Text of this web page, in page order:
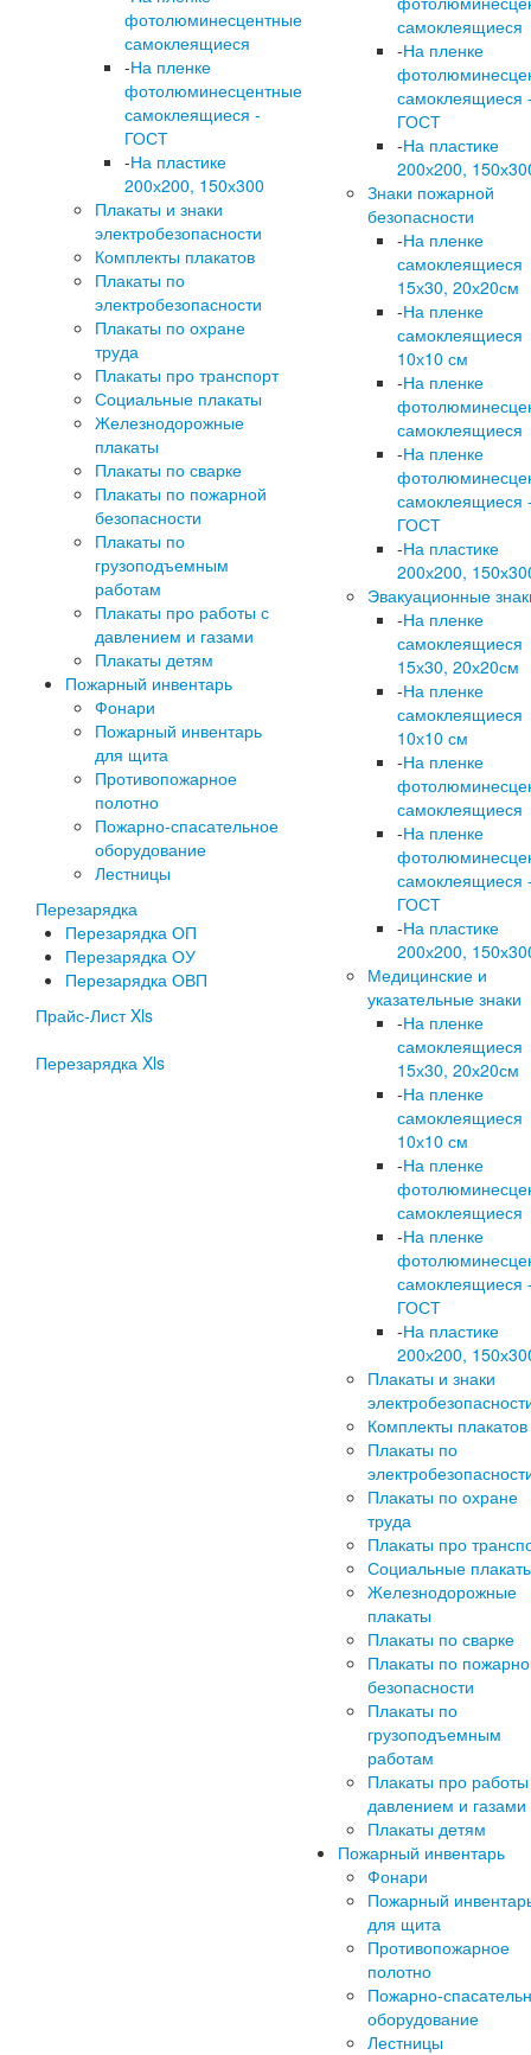
фотолюминесцентные
самоклеящиеся
-На пленке
фотолюминесцентные
самоклеящиеся -
ГОСТ
-На пластике
200х200, 150х300
Плакаты и знаки
электробезопасности
Комплекты плакатов
Плакаты по
электробезопасности
Плакаты по охране
труда
Плакаты про транспорт
Социальные плакаты
Железнодорожные
плакаты
Плакаты по сварке
Плакаты по пожарной
безопасности
Плакаты по
грузоподъемным
работам
Плакаты про работы с
давлением и газами
Плакаты детям
Пожарный инвентарь
Фонари
Пожарный инвентарь
для щита
Противопожарное
полотно
Пожарно-спасательное
оборудование
Лестницы
Перезарядка
Перезарядка ОП
Перезарядка ОУ
Перезарядка ОВП
Прайс-Лист Xls
Перезарядка Xls
самоклеящиеся
-На пленке
самоклеящиеся
ГОСТ
-На пластике
200х200,
Знаки пожарной
безопасности
-На пленке
самоклеящиеся
15х30, 20х20см
-На пленке
самоклеящиеся
10х10 см
-На пленке
самоклеящиеся
-На пленке
самоклеящиеся
ГОСТ
-На пластике
200х200,
Эвакуационные
-На пленке
самоклеящиеся
15х30, 20х20см
-На пленке
самоклеящиеся
10х10 см
-На пленке
самоклеящиеся
-На пленке
самоклеящиеся
ГОСТ
-На пластике
200х200,
Медицинские и
указательные знаки
-На пленке
самоклеящиеся
15х30, 20х20см
-На пленке
самоклеящиеся
10х10 см
-На пленке
самоклеящиеся
-На пленке
самоклеящиеся
ГОСТ
-На пластике
200х200,
Плакаты и знаки
Комплекты плакатов
Плакаты по
Плакаты по охране
труда
Плакаты про
Социальные
Железнодорожные
плакаты
Плакаты по сварке
Плакаты по
безопасности
Плакаты по
грузоподъемным
работам
Плакаты про
давлением и газами
Плакаты детям
Пожарный инвентарь
Фонари
Пожарный
для щита
Противопожарное
полотно
Пожарно-
оборудование
Лестницы